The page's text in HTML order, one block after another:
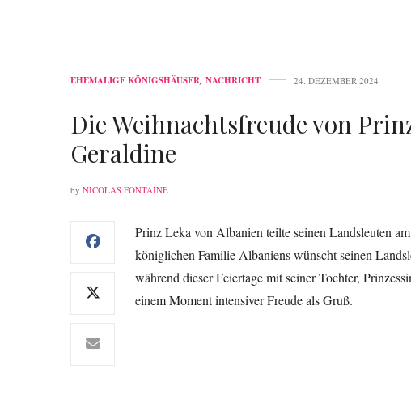
EHEMALIGE KÖNIGSHÄUSER, NACHRICHT 24. DEZEMBER 2024
Die Weihnachtsfreude von
Geraldine
by NICOLAS FONTAINE
Prinz Leka von Albanien teilte seinen Landsleuten
königlichen Familie Albaniens wünscht seinen
während dieser Feiertage mit seiner Tochter,
einem Moment intensiver Freude als Gruß.